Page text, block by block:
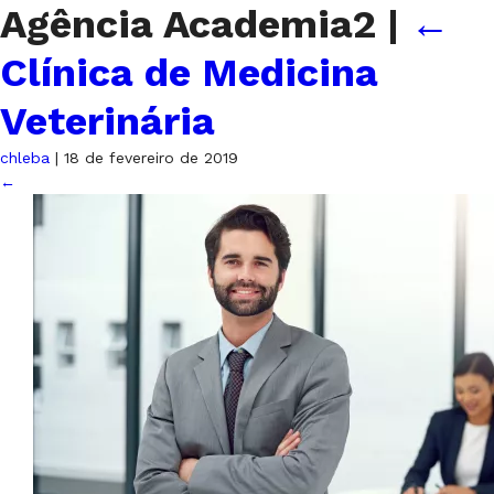
Agência Academia2 | ←
Clínica de Medicina
Veterinária
chleba | 18 de fevereiro de 2019
←